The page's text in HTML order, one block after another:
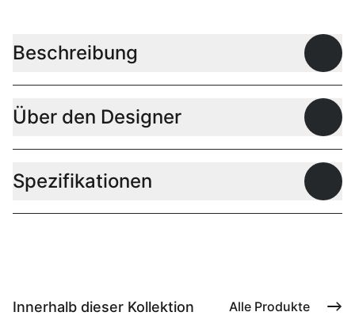
Beschreibung
Über den Designer
Spezifikationen
Innerhalb dieser Kollektion Alle Produkte